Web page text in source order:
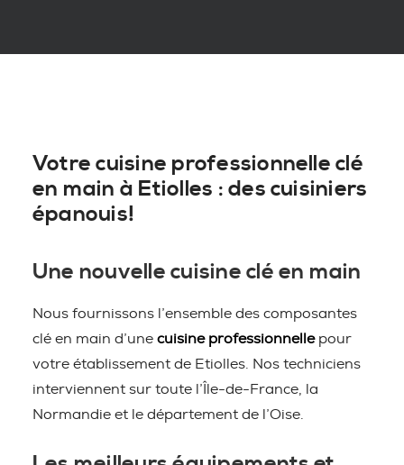
Votre cuisine professionnelle clé
en main à Etiolles : des cuisiniers
épanouis!
Une nouvelle cuisine clé en main
Nous fournissons l’ensemble des composantes
clé en main d’une cuisine professionnellepour
votre établissement de Etiolles. Nos techniciens
interviennent sur toute l’Île-de-France, la
Normandie et le département de l’Oise.